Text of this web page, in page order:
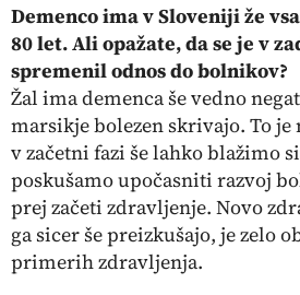
Demenco ima v Sloveniji že
80 let. Ali opažate, da se je v
spremenil odnos do bolnikov?
Žal ima demenca še vedno
marsikje bolezen skrivajo. To
v začetni fazi še lahko blažimo
poskušamo upočasniti razvoj
prej začeti zdravljenje. Novo
ga sicer še preizkušajo, je zelo
primerih zdravljenja.